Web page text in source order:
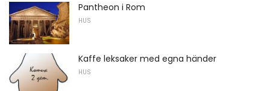
Pantheon i Rom
HUS
Kaffe leksaker med egna händer
HUS